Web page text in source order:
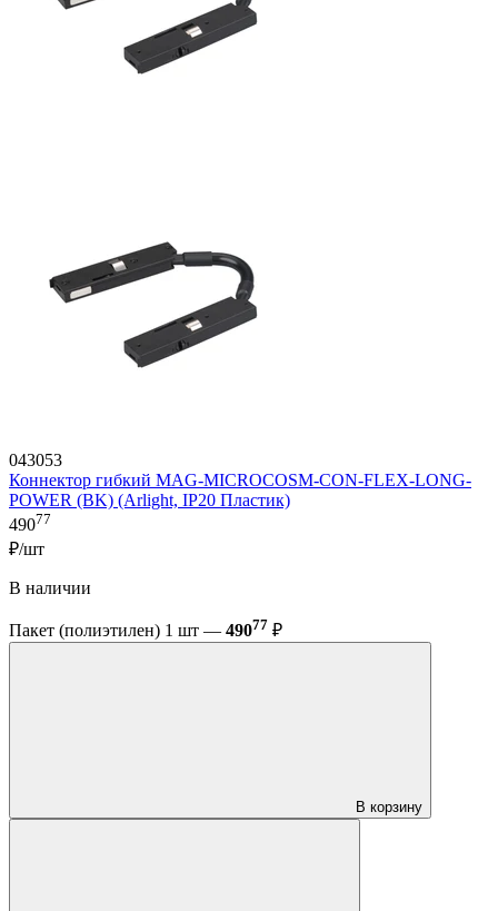
043053
Коннектор гибкий MAG-MICROCOSM-CON-FLEX-LONG-
POWER (BK) (Arlight, IP20 Пластик)
49077
₽/шт
В наличии
Пакет (полиэтилен) 1 шт — 49077 ₽
В корзину